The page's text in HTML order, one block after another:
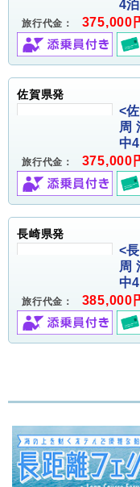
4
旅行代金： 375,000
佐賀県発
<
周
中
旅行代金： 375,000
長崎県発
<
周
中
旅行代金： 385,000